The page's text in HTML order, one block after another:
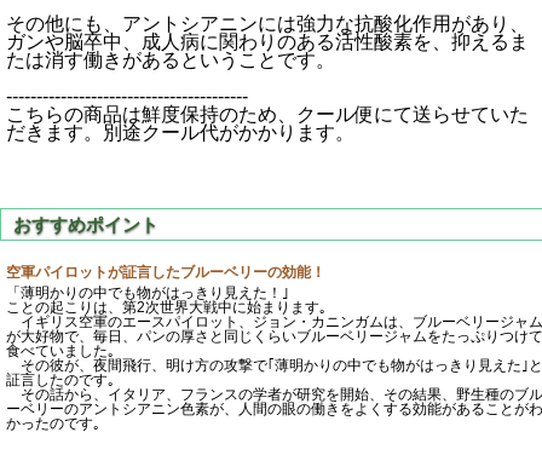
その他にも、アントシアニンには強力な抗酸化作用があり、
ガンや脳卒中、成人病に関わりのある活性酸素を、抑えるま
たは消す働きがあるということです。
----------------------------------------
こちらの商品は鮮度保持のため、クール便にて送らせていた
だきます。別途クール代がかかります。
空軍パイロットが証言したブルーベリーの効能！
「薄明かりの中でも物がはっきり見えた！｣
ことの起こりは、第2次世界大戦中に始まります｡
イギリス空軍のエースパイロット、ジョン・カニンガムは、ブルーベリージャム
が大好物で、毎日、パンの厚さと同じくらいブルーベリージャムをたっぷりつけて
食べていました｡
その彼が、夜間飛行、明け方の攻撃で｢薄明かりの中でも物がはっきり見えた｣と
証言したのです｡
その話から、イタリア、フランスの学者が研究を開始、その結果、野生種のブル
ーベリーのアントシアニン色素が、人間の眼の働きをよくする効能があることがわ
かったのです｡